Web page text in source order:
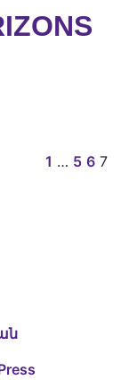
1 … 5 6 7